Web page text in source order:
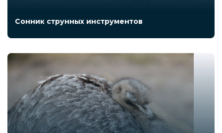
Сонник струнных инструментов